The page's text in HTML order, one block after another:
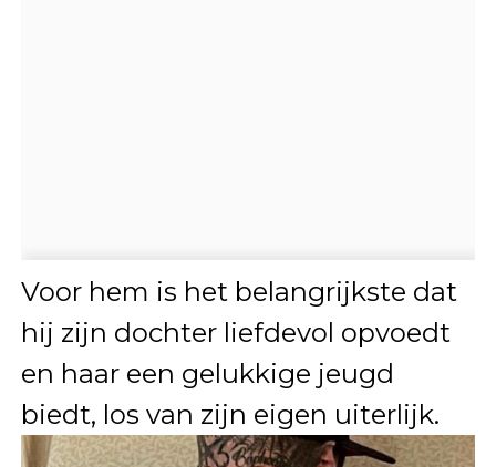
Voor hem is het belangrijkste dat
hij zijn dochter liefdevol opvoedt
en haar een gelukkige jeugd
biedt, los van zijn eigen uiterlijk.